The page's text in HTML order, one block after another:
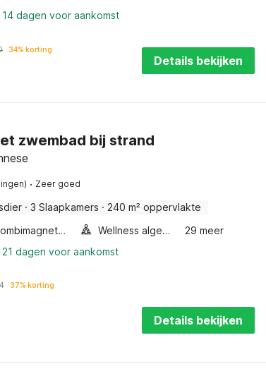
dagen voor aankomst
34% korting
Details bekijken
zwembad bij strand
· Zeer goed
· 3 Slaapkamers · 240 m² oppervlakte
Combimagnetron Wellness algemeen
29 meer
dagen voor aankomst
37% korting
Details bekijken